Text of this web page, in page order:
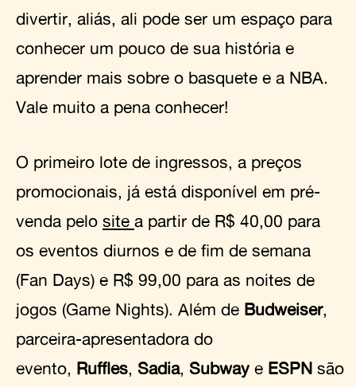
divertir, aliás, ali pode ser um espaço para
conhecer um pouco de sua história e
aprender mais sobre o basquete e a NBA.
Vale muito a pena conhecer!
O primeiro lote de ingressos, a preços
promocionais, já está disponível em pré-
venda pelo site a partir de R$ 40,00 para
os eventos diurnos e de fim de semana
(Fan Days) e R$ 99,00 para as noites de
jogos (Game Nights). Além de Budweiser,
parceira-apresentadora do
evento, Ruffles, Sadia, Subway e ESPN são